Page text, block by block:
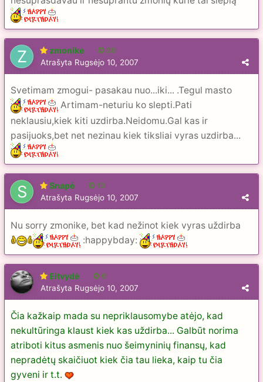
zmonike 28
Atrašyta Rugsėjo 10, 2007
Svetimam zmogui- pasakau nuo...iki... .Tegul masto
Artimam-neturiu ko slepti.Pati
neklausiu,kiek kiti uzdirba.Neidomu.Gal kas ir
pasijuoks,bet net nezinau kiek tiksliai vyras uzdirba...
Snapė 13
Atrašyta Rugsėjo 10, 2007
Nu sorry zmonike, bet kad nežinot kiek vyras uždirba
:happybday:
Eitvydė 6
Atrašyta Rugsėjo 10, 2007
Čia kažkaip mada su nepriklausomybe atėjo, kad
nekultūringa klaust kiek kas uždirba... Galbūt norima
atriboti kitus asmenis nuo šeimyninių finansų, kad
nepradėtų skaičiuot kiek čia tau lieka, kaip tu čia
gyveni ir t.t.